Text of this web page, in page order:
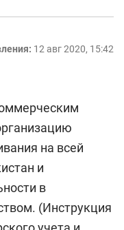
12 авг 2020, 15:42
на всей
и
в
(Инструкция